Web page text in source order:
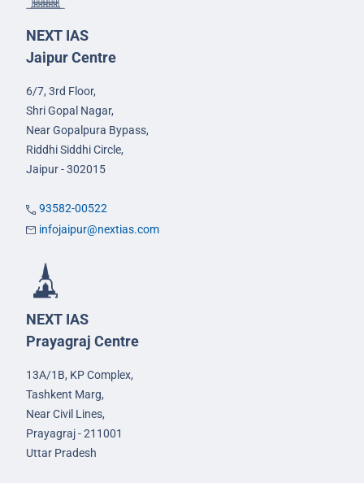
NEXT IAS
Jaipur Centre
6/7, 3rd Floor,
Shri Gopal Nagar,
Near Gopalpura Bypass,
Riddhi Siddhi Circle,
Jaipur - 302015
93582-00522
infojaipur@nextias.com
NEXT IAS
Prayagraj Centre
13A/1B, KP Complex,
Tashkent Marg,
Near Civil Lines,
Prayagraj - 211001
Uttar Pradesh